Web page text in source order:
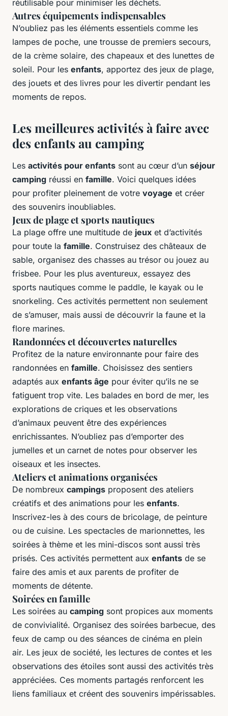
réutilisable pour minimiser les déchets.
Autres équipements indispensables
N’oubliez pas les éléments essentiels comme les
lampes de poche, une trousse de premiers secours,
de la crème solaire, des chapeaux et des lunettes de
soleil. Pour les enfants, apportez des jeux de plage,
des jouets et des livres pour les divertir pendant les
moments de repos.
Les meilleures activités à faire avec
des enfants au camping
Les activités pour enfants sont au cœur d’un séjour
camping réussi en famille. Voici quelques idées
pour profiter pleinement de votre voyage et créer
des souvenirs inoubliables.
Jeux de plage et sports nautiques
La plage offre une multitude de jeux et d’activités
pour toute la famille. Construisez des châteaux de
sable, organisez des chasses au trésor ou jouez au
frisbee. Pour les plus aventureux, essayez des
sports nautiques comme le paddle, le kayak ou le
snorkeling. Ces activités permettent non seulement
de s’amuser, mais aussi de découvrir la faune et la
flore marines.
Randonnées et découvertes naturelles
Profitez de la nature environnante pour faire des
randonnées en famille. Choisissez des sentiers
adaptés aux enfants âge pour éviter qu’ils ne se
fatiguent trop vite. Les balades en bord de mer, les
explorations de criques et les observations
d’animaux peuvent être des expériences
enrichissantes. N’oubliez pas d’emporter des
jumelles et un carnet de notes pour observer les
oiseaux et les insectes.
Ateliers et animations organisées
De nombreux campings proposent des ateliers
créatifs et des animations pour les enfants.
Inscrivez-les à des cours de bricolage, de peinture
ou de cuisine. Les spectacles de marionnettes, les
soirées à thème et les mini-discos sont aussi très
prisés. Ces activités permettent aux enfants de se
faire des amis et aux parents de profiter de
moments de détente.
Soirées en famille
Les soirées au camping sont propices aux moments
de convivialité. Organisez des soirées barbecue, des
feux de camp ou des séances de cinéma en plein
air. Les jeux de société, les lectures de contes et les
observations des étoiles sont aussi des activités très
appréciées. Ces moments partagés renforcent les
liens familiaux et créent des souvenirs impérissables.